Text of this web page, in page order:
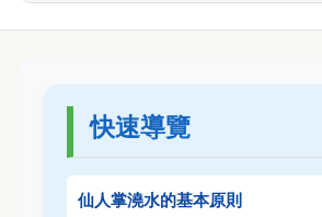
快速導覽
仙人掌澆水的基本原則